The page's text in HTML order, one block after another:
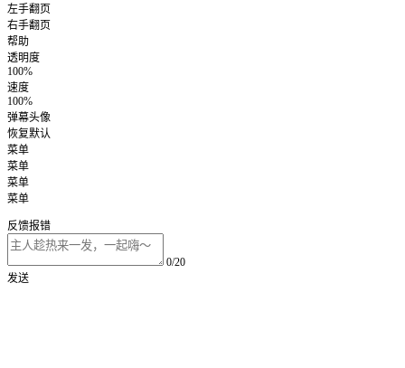
左手翻页
右手翻页
帮助
透明度
100%
速度
100%
弹幕头像
恢复默认
菜单
菜单
菜单
菜单
反馈报错
0/20
发送